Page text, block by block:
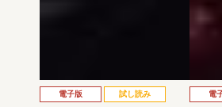
電子版 試し読み 電